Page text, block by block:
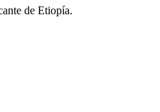
de Etiopía.